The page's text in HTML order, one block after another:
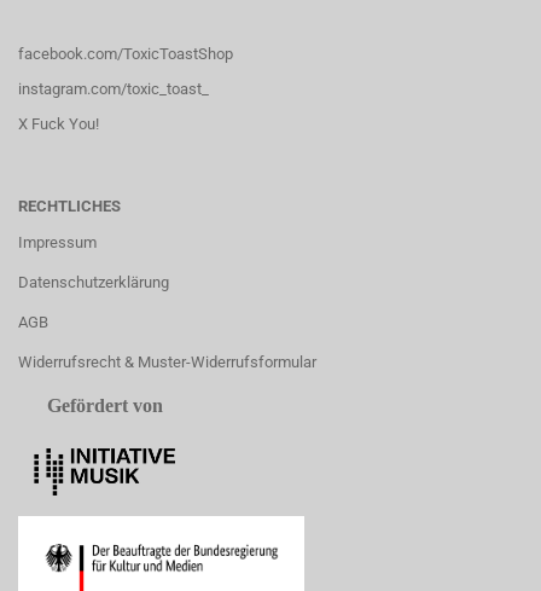
facebook.com/ToxicToastShop
instagram.com/toxic_toast_
X Fuck You!
RECHTLICHES
Impressum
Datenschutzerklärung
AGB
Widerrufsrecht & Muster-Widerrufsformular
Gefördert von